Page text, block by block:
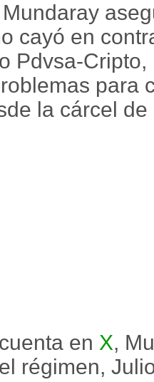
cayó en
Pdvsa-
para
la cárcel de
en X,
régimen,